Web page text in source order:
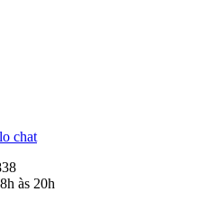
chat
às 20h